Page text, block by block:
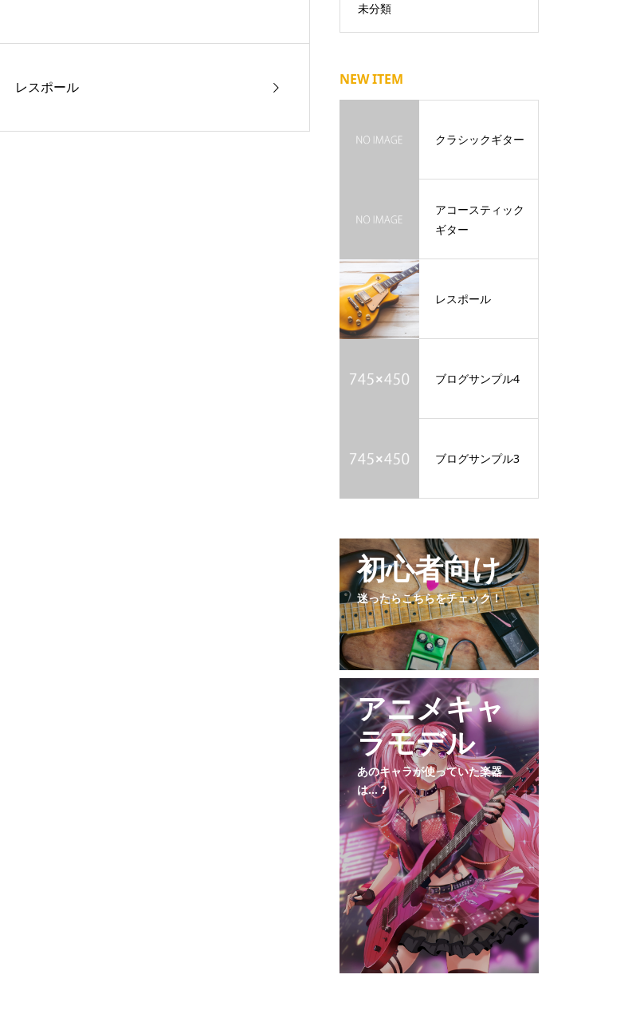
レスポール
未分類
NEW ITEM
クラシックギター
アコースティック
ギター
レスポール
ブログサンプル4
ブログサンプル3
初心者向け
迷ったらこちらをチェック！
アニメキャ
ラモデル
あのキャラが使っていた楽器
は…？